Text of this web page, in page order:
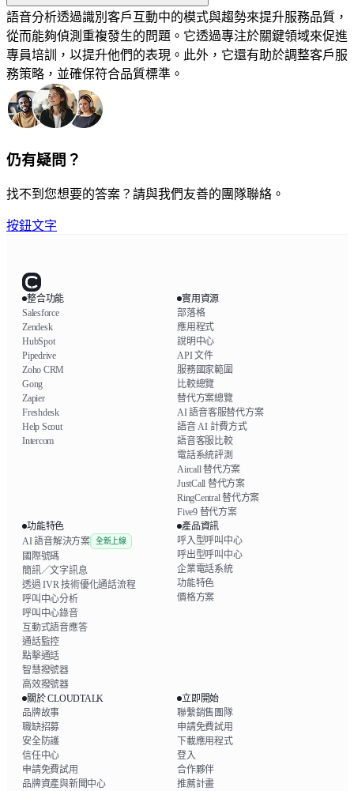
語音分析透過識別客戶互動中的模式與趨勢來提升服務品質，
從而能夠偵測重複發生的問題。它透過專注於關鍵領域來促進
專員培訓，以提升他們的表現。此外，它還有助於調整客戶服
務策略，並確保符合品質標準。
仍有疑問？
找不到您想要的答案？請與我們友善的團隊聯絡。
按鈕文字
整合功能
Salesforce
Zendesk
HubSpot
Pipedrive
Zoho CRM
Gong
Zapier
Freshdesk
Help Scout
Intercom
實用資源
部落格
應用程式
說明中心
API 文件
服務國家範圍
比較總覽
替代方案總覽
AI 語音客服替代方案
語音 AI 計費方式
語音客服比較
電話系統評測
Aircall 替代方案
JustCall 替代方案
RingCentral 替代方案
Five9 替代方案
功能特色
AI 語音解決方案
全新上線
國際號碼
簡訊／文字訊息
透過 IVR 技術優化通話流程
呼叫中心分析
呼叫中心錄音
互動式語音應答
通話監控
點擊通話
智慧撥號器
高效撥號器
產品資訊
呼入型呼叫中心
呼出型呼叫中心
企業電話系統
功能特色
價格方案
關於 CLOUDTALK
品牌故事
職缺招募
安全防護
信任中心
申請免費試用
品牌資產與新聞中心
立即開始
聯繫銷售團隊
申請免費試用
下載應用程式
登入
合作夥伴
推薦計畫